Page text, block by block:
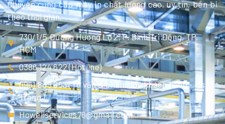
Chuyên cung cấp máy in chất lượng cao, uy tín, bền bỉ
theo thời gian.
730/1/5 Đường Hương Lộ 2, P. Bình Trị Đông, TP.
HCM
0386 124 622 (Hotline)
0961 839 863 (Tư vấn & chăm sóc khách hàng - Ms
Trang )
Howellservices76@gmail.com